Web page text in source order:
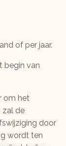
of per jaar.
begin van
om het
zal de
door
wordt ten